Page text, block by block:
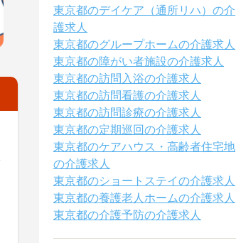
東京都のデイケア（通所リハ）の介
護求人
東京都のグループホームの介護求人
東京都の障がい者施設の介護求人
東京都の訪問入浴の介護求人
東京都の訪問看護の介護求人
東京都の訪問診療の介護求人
東京都の定期巡回の介護求人
東京都のケアハウス・高齢者住宅地
の介護求人
東京都のショートステイの介護求人
東京都の養護老人ホームの介護求人
東京都の介護予防の介護求人